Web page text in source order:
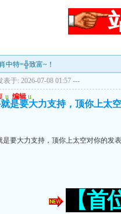
中特=╬致富~！
表于: 2026-07-08 01:57 ---
u 编辑 u
是要大力支持，顶你上太
是要大力支持，顶你上太空对你的发表
【